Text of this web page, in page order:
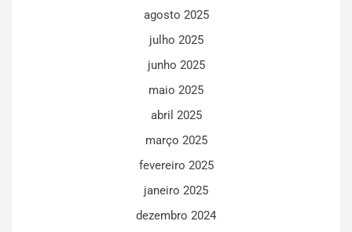
agosto 2025
julho 2025
junho 2025
maio 2025
abril 2025
março 2025
fevereiro 2025
janeiro 2025
dezembro 2024